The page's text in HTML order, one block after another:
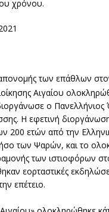
χρόνου.
των επάθλων
Αιγαίου
ο Πανελλήνιος
Η εφετινή
200 ετών από την
των Ψαρών, και το
των ιστιοφόρων
εορταστικές
επέτειο.